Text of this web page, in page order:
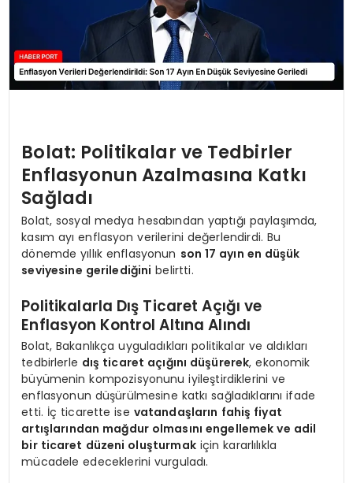
Bolat: Politikalar ve Tedbirler
Enflasyonun Azalmasına Katkı
Sağladı
Bolat, sosyal medya hesabından yaptığı paylaşımda,
kasım ayı enflasyon verilerini değerlendirdi. Bu
dönemde yıllık enflasyonun son 17 ayın en düşük
seviyesine gerilediğini belirtti.
Politikalarla Dış Ticaret Açığı ve
Enflasyon Kontrol Altına Alındı
Bolat, Bakanlıkça uyguladıkları politikalar ve aldıkları
tedbirlerle dış ticaret açığını düşürerek, ekonomik
büyümenin kompozisyonunu iyileştirdiklerini ve
enflasyonun düşürülmesine katkı sağladıklarını ifade
etti. İç ticarette ise vatandaşların fahiş fiyat
artışlarından mağdur olmasını engellemek ve adil
bir ticaret düzeni oluşturmakiçin kararlılıkla
mücadele edeceklerini vurguladı.